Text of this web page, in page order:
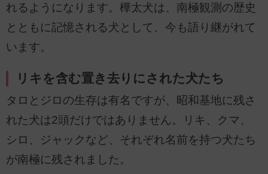
れるようになります。樺太犬は、南極観測の歴史
とともに記憶される犬として、今も語り継がれて
います。
リキを含む置き去りにされた犬たち
タロとジロの生存は有名ですが、昭和基地に残さ
れた犬は2頭だけではありません。リキ、クマ、
シロ、ジャックなど、それぞれ名前を持つ犬たち
が南極に残されました。